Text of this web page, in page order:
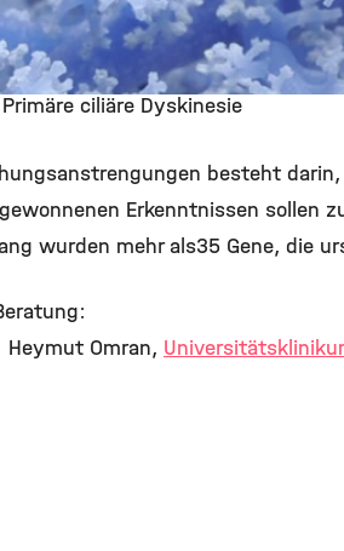
ciliäre Dyskinesie
besteht
Erkenntnissen sollen
wurden mehr als35 Gene, die
Heymut Omran,